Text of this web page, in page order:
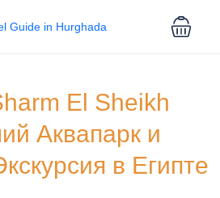
El Sheikh
Аквапарк и
в Египте